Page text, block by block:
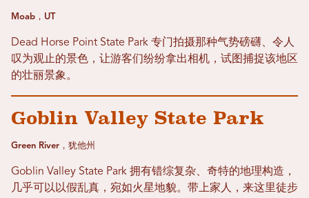
Moab，UT
Dead Horse Point State Park 专门拍摄那种气势磅礴、令人
叹为观止的景色，让游客们纷纷拿出相机，试图捕捉该地区
的壮丽景象。
Goblin Valley State Park
Green River，犹他州
Goblin Valley State Park 拥有错综复杂、奇特的地理构造，
几乎可以以假乱真，宛如火星地貌。带上家人，来这里徒步